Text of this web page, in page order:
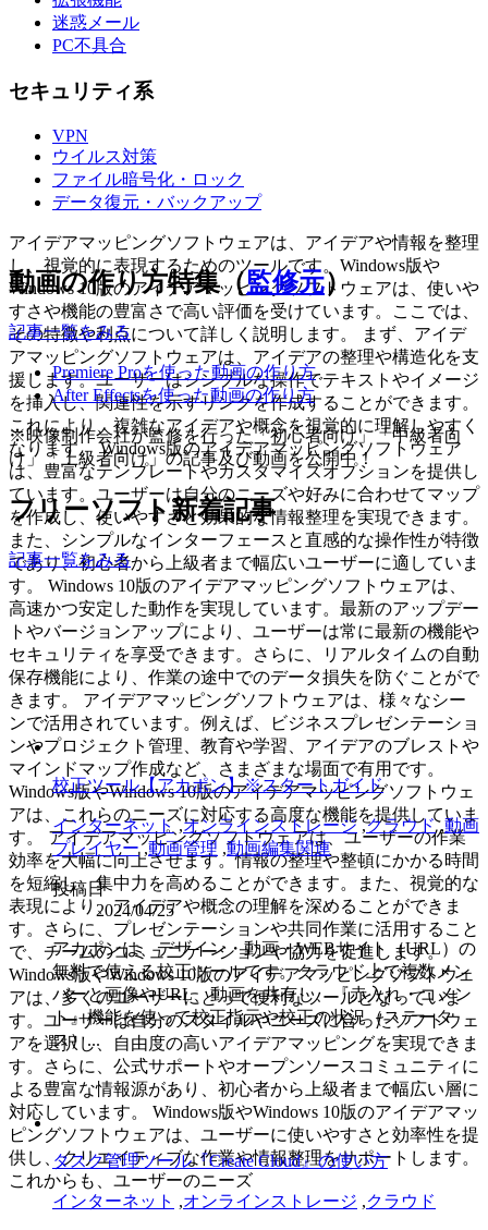
迷惑メール
PC不具合
セキュリティ系
VPN
ウイルス対策
ファイル暗号化・ロック
データ復元・バックアップ
アイデアマッピングソフトウェアは、アイデアや情報を整理
し、視覚的に表現するためのツールです。Windows版や
Windows 10版のアイデアマッピングソフトウェアは、使いや
すさや機能の豊富さで高い評価を受けています。ここでは、
その特徴や利点について詳しく説明します。 まず、アイデ
アマッピングソフトウェアは、アイデアの整理や構造化を支
援します。ユーザーはシンプルな操作でテキストやイメージ
を挿入し、関連性を示すリンクを作成することができます。
これにより、複雑なアイデアや概念を視覚的に理解しやすく
なります。 Windows版のアイデアマッピングソフトウェア
は、豊富なテンプレートやカスタマイズオプションを提供し
ています。ユーザーは自分のニーズや好みに合わせてマップ
を作成し、使いやすさと効果的な情報整理を実現できます。
また、シンプルなインターフェースと直感的な操作性が特徴
であり、初心者から上級者まで幅広いユーザーに適していま
す。 Windows 10版のアイデアマッピングソフトウェアは、
高速かつ安定した動作を実現しています。最新のアップデー
トやバージョンアップにより、ユーザーは常に最新の機能や
セキュリティを享受できます。さらに、リアルタイムの自動
保存機能により、作業の途中でのデータ損失を防ぐことがで
きます。 アイデアマッピングソフトウェアは、様々なシー
ンで活用されています。例えば、ビジネスプレゼンテーショ
ンやプロジェクト管理、教育や学習、アイデアのブレストや
マインドマップ作成など、さまざまな場面で有用です。
Windows版やWindows 10版のアイデアマッピングソフトウェ
アは、これらのニーズに対応する高度な機能を提供していま
す。 アイデアマッピングソフトウェアは、ユーザーの作業
効率を大幅に向上させます。情報の整理や整頓にかかる時間
を短縮し、集中力を高めることができます。また、視覚的な
表現により、アイデアや概念の理解を深めることができま
す。さらに、プレゼンテーションや共同作業に活用すること
で、チームのコミュニケーションや協力を促進します。
Windows版やWindows 10版のアイデアマッピングソフトウェ
アは、多くのユーザーにとって便利なツールとなっていま
す。ユーザーは自分のスタイルやニーズに合ったソフトウェ
アを選択し、自由度の高いアイデアマッピングを実現できま
す。さらに、公式サポートやオープンソースコミュニティに
よる豊富な情報源があり、初心者から上級者まで幅広い層に
対応しています。 Windows版やWindows 10版のアイデアマッ
ピングソフトウェアは、ユーザーに使いやすさと効率性を提
供し、クリエイティブな作業や情報整理をサポートします。
これからも、ユーザーのニーズ
動画の作り方特集（監修元）
記事一覧をみる
Premiere Proを使った動画の作り方
After Effectsを使った動画の作り方
※映像制作会社が監修を行った「初心者向け」「中級者向
け」「上級者向け」の記事及び動画を公開中！
フリーソフト新着記事
記事一覧をみる
校正ツール【アカポン】※スタートガイド
インターネット ,オンラインストレージ ,クラウド,動画
プレイヤー,動画管理 ,動画編集関連
投稿日
2024/04/25
アカポンは、デザイン・動画・WEBサイト（URL）の
無料で使える校正ツールです。クラウド上で複数メン
バーと画像やURL、動画を共有し、『赤入れ・コメン
ト』機能を使って校正指示や校正の状況（ステータ
ス）...
タスク管理ツール『Create Cloud』の使い方
インターネット ,オンラインストレージ ,クラウド